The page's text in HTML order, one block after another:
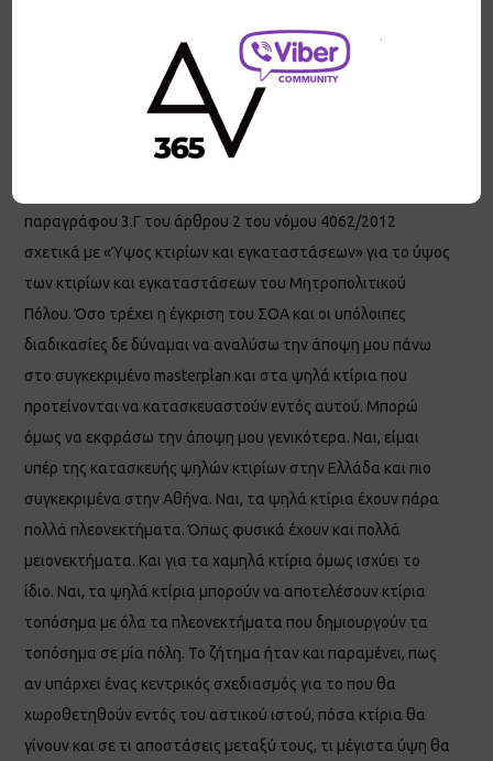
περίπτωση του Ελληνικού η αλήθεια είναι κάπου στη μέση
ως προς το τίμημα), να έχει φτάσει η ώρα να δούμε σοβαρά
και το ζήτημα των ψηλών κτιρίων. Είχα την τύχη να
συμμετέχω, μαζί με την εταιρία μας Vaco Group, στην ομάδα
μελέτης αυτού του μεγαλόπνοου σχεδίου και πιο
παραγράφου 3.Γ του άρθρου 2 του νόμου 4062/2012
σχετικά με «Ύψος κτιρίων και εγκαταστάσεων» για το ύψος
των κτιρίων και εγκαταστάσεων του Μητροπολιτικού
Πόλου. Όσο τρέχει η έγκριση του ΣΟΑ και οι υπόλοιπες
διαδικασίες δε δύναμαι να αναλύσω την άποψη μου πάνω
στο συγκεκριμένο masterplan και στα ψηλά κτίρια που
προτείνονται να κατασκευαστούν εντός αυτού. Μπορώ
όμως να εκφράσω την άποψη μου γενικότερα. Ναι, είμαι
υπέρ της κατασκευής ψηλών κτιρίων στην Ελλάδα και πιο
συγκεκριμένα στην Αθήνα. Ναι, τα ψηλά κτίρια έχουν πάρα
πολλά πλεονεκτήματα. Όπως φυσικά έχουν και πολλά
μειονεκτήματα. Και για τα χαμηλά κτίρια όμως ισχύει το
ίδιο. Ναι, τα ψηλά κτίρια μπορούν να αποτελέσουν κτίρια
τοπόσημα με όλα τα πλεονεκτήματα που δημιουργούν τα
τοπόσημα σε μία πόλη. Το ζήτημα ήταν και παραμένει, πως
αν υπάρχει ένας κεντρικός σχεδιασμός για το που θα
χωροθετηθούν εντός του αστικού ιστού, πόσα κτίρια θα
γίνουν και σε τι αποστάσεις μεταξύ τους, τι μέγιστα ύψη θα